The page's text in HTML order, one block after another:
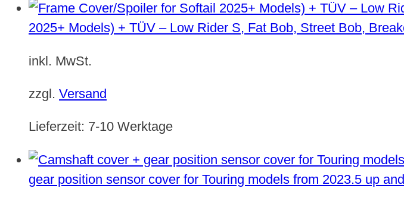
2025+ Models) + TÜV – Low Rider S, Fat Bob, Street Bob,
inkl. MwSt.
zzgl. Versand
Lieferzeit: 7-10 Werktage
gear position sensor cover for Touring models from 2023.5 up